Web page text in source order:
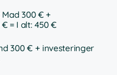
Mad 300 € +
= I alt: 450 €
300 € + investeringer